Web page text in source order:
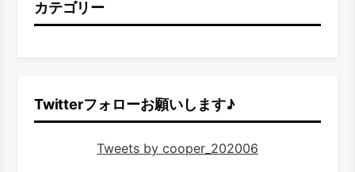
カテゴリー
Twitterフォローお願いします♪
Tweets by cooper_202006